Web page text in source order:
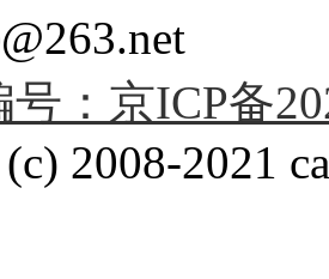
：京ICP备
2008-2021